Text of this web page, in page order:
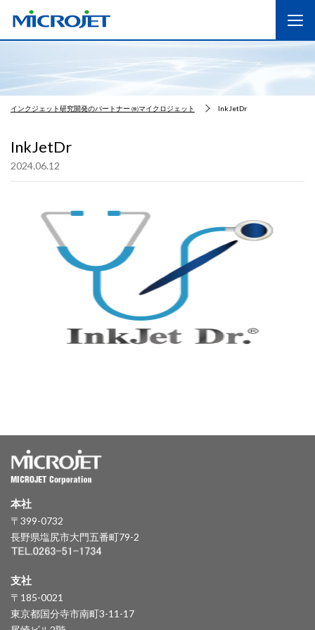
インクジェット研究開発のパートナー ㈱マイクロジェット InkJetDr
InkJetDr
2024.06.12
本社
〒399-0732
長野県塩尻市大門五番町79-2
支社
〒185-0021
東京都国分寺市南町3-11-17